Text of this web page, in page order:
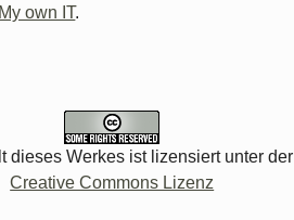
My own IT.
dieses Werkes ist lizensiert unter der
Creative Commons Lizenz